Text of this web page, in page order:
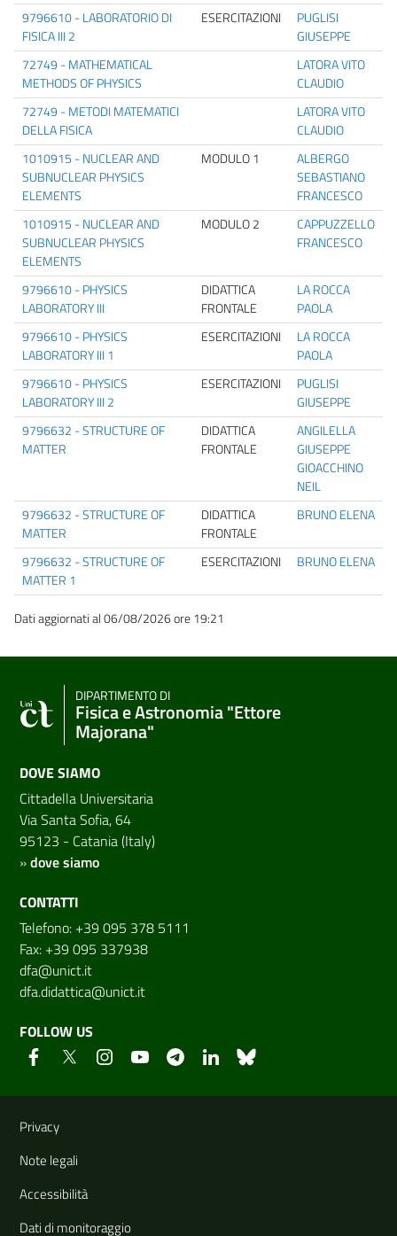
9796610 - LABORATORIO DI
FISICA III 2
ESERCITAZIONI
PUGLISI
GIUSEPPE
72749 - MATHEMATICAL
METHODS OF PHYSICS
LATORA VITO
CLAUDIO
72749 - METODI MATEMATICI
DELLA FISICA
LATORA VITO
CLAUDIO
1010915 - NUCLEAR AND
SUBNUCLEAR PHYSICS
ELEMENTS
MODULO 1
ALBERGO
SEBASTIANO
FRANCESCO
1010915 - NUCLEAR AND
SUBNUCLEAR PHYSICS
ELEMENTS
MODULO 2
CAPPUZZELLO
FRANCESCO
9796610 - PHYSICS
LABORATORY III
DIDATTICA
FRONTALE
LA ROCCA
PAOLA
9796610 - PHYSICS
LABORATORY III 1
ESERCITAZIONI
LA ROCCA
PAOLA
9796610 - PHYSICS
LABORATORY III 2
ESERCITAZIONI
PUGLISI
GIUSEPPE
9796632 - STRUCTURE OF
MATTER
DIDATTICA
FRONTALE
ANGILELLA
GIUSEPPE
GIOACCHINO
NEIL
9796632 - STRUCTURE OF
MATTER
DIDATTICA
FRONTALE
BRUNO ELENA
9796632 - STRUCTURE OF
MATTER 1
ESERCITAZIONI BRUNO ELENA
Dati aggiornati al 06/08/2026 ore 19:21
DIPARTIMENTO DI
Fisica e Astronomia "Ettore
Majorana"
DOVE SIAMO
Cittadella Universitaria
Via Santa Sofia, 64
95123 - Catania (Italy)
»dove siamo
CONTATTI
Telefono: +39 095 378 5111
Fax: +39 095 337938
dfa@unict.it
dfa.didattica@unict.it
FOLLOW US
Useful links and information
Privacy
Note legali
Accessibilità
Dati di monitoraggio